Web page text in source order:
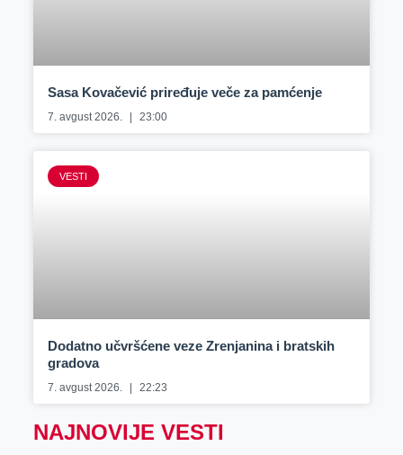
Sasa Kovačević priređuje veče za pamćenje
7. avgust 2026. 23:00
VESTI
Dodatno učvršćene veze Zrenjanina i bratskih
gradova
7. avgust 2026. 22:23
NAJNOVIJE VESTI